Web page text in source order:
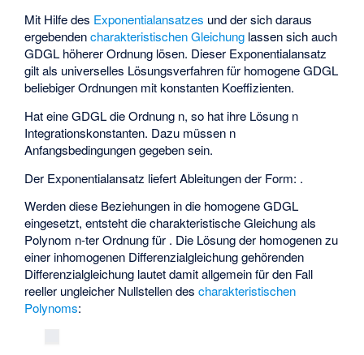
Mit Hilfe des Exponentialansatzes und der sich daraus
ergebendencharakteristischen Gleichung lassen sich auch
GDGL höherer Ordnung lösen. Dieser Exponentialansatz
gilt als universelles Lösungsverfahren für homogene GDGL
beliebiger Ordnungen mit konstanten Koeffizienten.
Hat eine GDGL die Ordnung n, so hat ihre Lösung n
Integrationskonstanten. Dazu müssen n
Anfangsbedingungen gegeben sein.
Der Exponentialansatz liefert Ableitungen der Form: .
Werden diese Beziehungen in die homogene GDGL
eingesetzt, entsteht die charakteristische Gleichung als
Polynom n-ter Ordnung für . Die Lösung der homogenen zu
einer inhomogenen Differenzialgleichung gehörenden
Differenzialgleichung lautet damit allgemein für den Fall
reeller ungleicher Nullstellendescharakteristischen
Polynoms: